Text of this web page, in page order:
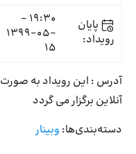
پایان
رویداد:
19:30 -
1399-05-
15
آدرس : این رویداد به صورت
آنلاین برگزار می گردد
دسته‌بندی‌ها: وبینار